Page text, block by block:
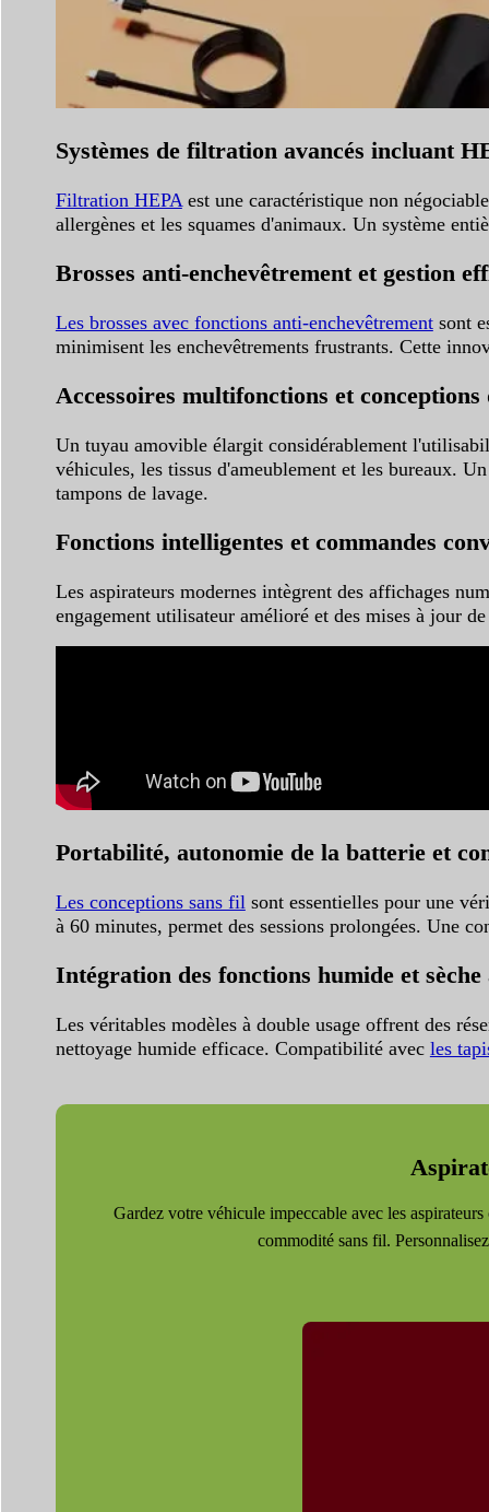
Systèmes de filtration avancés incluant
Filtration HEPA est une caractéristique non
allergènes et les squames d'animaux. Un système
Brosses anti-enchevêtrement et gestion
Les brosses avec fonctions anti-enchevêtrementsont
minimisent les enchevêtrements frustrants. Cette
Accessoires multifonctions et
Un tuyau amovible élargit considérablement
véhicules, les tissus d'ameublement et les bureaux.
tampons de lavage.
Fonctions intelligentes et commandes
Les aspirateurs modernes intègrent des affichages
engagement utilisateur amélioré et des mises à jour
Portabilité, autonomie de la batterie et
Les conceptions sans filsont essentielles pour une
à 60 minutes, permet des sessions prolongées. Une
Intégration des fonctions humide et
Les véritables modèles à double usage offrent des
nettoyage humide efficace. Compatibilité avec les
Gardez votre véhicule impeccable avec les
commodité sans fil.